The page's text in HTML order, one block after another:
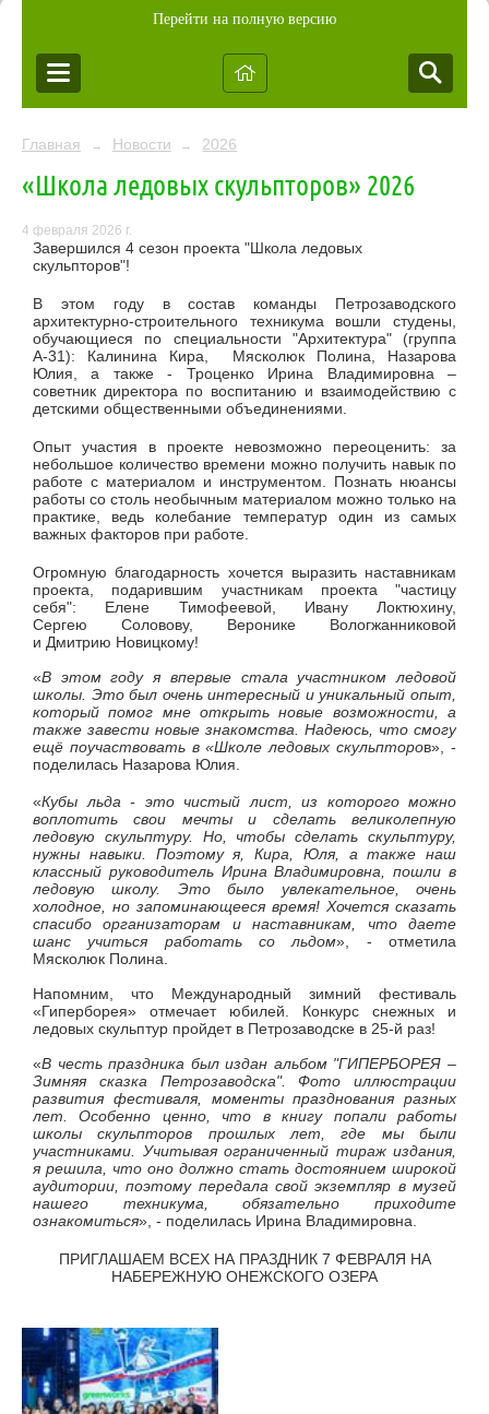
Перейти на полную версию
Главная → Новости → 2026
«Школа ледовых скульпторов» 2026
4 февраля 2026 г.
Завершился 4 сезон проекта "Школа ледовых
скульпторов"!
В этом году в состав команды Петрозаводского
архитектурно-строительного техникума вошли студены,
обучающиеся по специальности "Архитектура" (группа
А-31): Калинина Кира, Мясколюк Полина, Назарова
Юлия, а также - Троценко Ирина Владимировна –
советник директора по воспитанию и взаимодействию с
детскими общественными объединениями.
Опыт участия в проекте невозможно переоценить: за
небольшое количество времени можно получить навык по
работе с материалом и инструментом. Познать нюансы
работы со столь необычным материалом можно только на
практике, ведь колебание температур один из самых
важных факторов при работе.
Огромную благодарность хочется выразить наставникам
проекта, подарившим участникам проекта "частицу
себя": Елене Тимофеевой, Ивану Локтюхину,
Сергею Соловову, Веронике Вологжанниковой
и Дмитрию Новицкому!
«В этом году я впервые стала участником ледовой
школы. Это был очень интересный и уникальный опыт,
который помог мне открыть новые возможности, а
также завести новые знакомства. Надеюсь, что смогу
ещё поучаствовать в «Школе ледовых скульпторов», -
поделилась Назарова Юлия.
«Кубы льда - это чистый лист, из которого можно
воплотить свои мечты и сделать великолепную
ледовую скульптуру. Но, чтобы сделать скульптуру,
нужны навыки. Поэтому я, Кира, Юля, а также наш
классный руководитель Ирина Владимировна, пошли в
ледовую школу. Это было увлекательное, очень
холодное, но запоминающееся время! Хочется сказать
спасибо организаторам и наставникам, что даете
шанс учиться работать со льдом», - отметила
Мясколюк Полина.
Напомним, что Международный зимний фестиваль
«Гиперборея» отмечает юбилей. Конкурс снежных и
ледовых скульптур пройдет в Петрозаводске в 25-й раз!
«В честь праздника был издан альбом "ГИПЕРБОРЕЯ –
Зимняя сказка Петрозаводска". Фото иллюстрации
развития фестиваля, моменты празднования разных
лет. Особенно ценно, что в книгу попали работы
школы скульпторов прошлых лет, где мы были
участниками. Учитывая ограниченный тираж издания,
я решила, что оно должно стать достоянием широкой
аудитории, поэтому передала свой экземпляр в музей
нашего техникума, обязательно приходите
ознакомиться», - поделилась Ирина Владимировна.
ПРИГЛАШАЕМ ВСЕХ НА ПРАЗДНИК 7 ФЕВРАЛЯ НА
НАБЕРЕЖНУЮ ОНЕЖСКОГО ОЗЕРА